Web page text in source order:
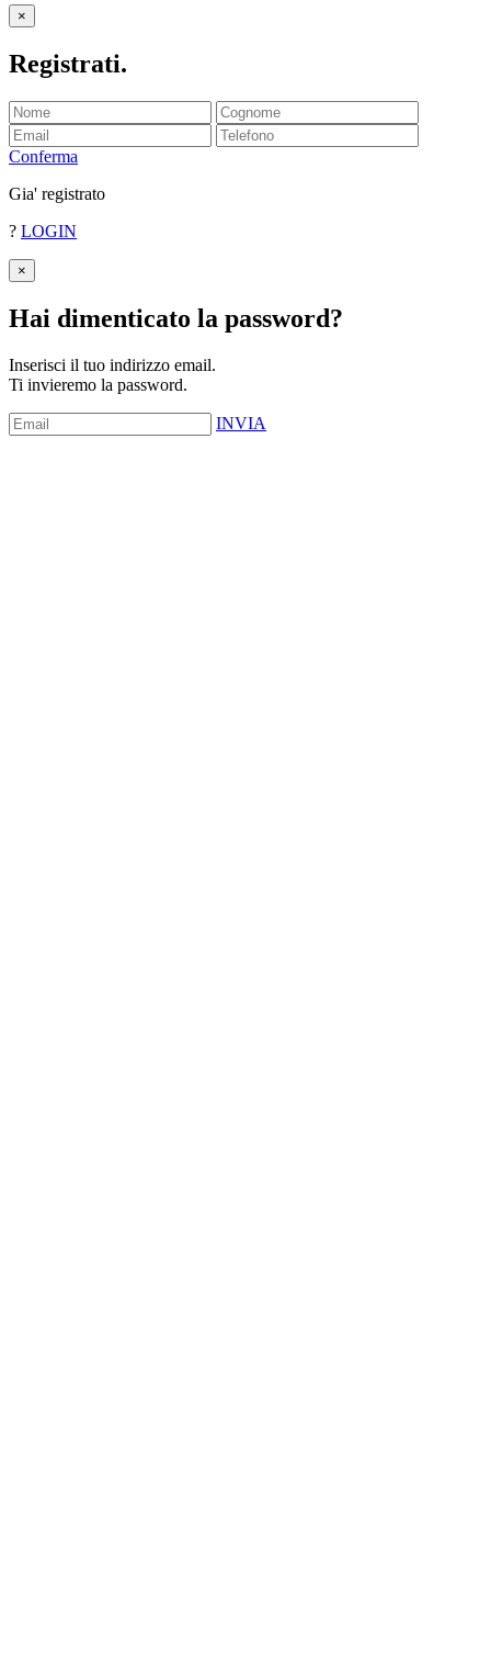
×
Registrati.
Conferma
Gia' registrato
? LOGIN
×
Hai dimenticato la password?
Inserisci il tuo indirizzo email.
Ti invieremo la password.
INVIA